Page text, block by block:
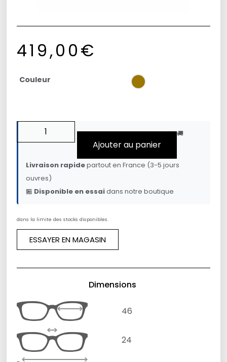
419,00€
Couleur
Ajouter au panier
🚚
Livraison rapidepartout en France (3-5 jours
ouvres)
🏪 Disponible en essaidans notre boutique
dans la limite des stocks disponibles.
ESSAYER EN MAGASIN
Dimensions
46
24